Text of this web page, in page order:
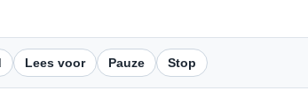
Lees voor Pauze Stop